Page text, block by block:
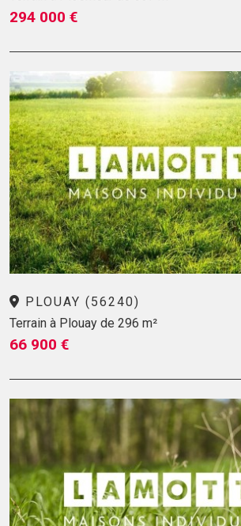
294 000 €
PLOUAY (56240)
Terrain à Plouay de 296 m²
66 900 €